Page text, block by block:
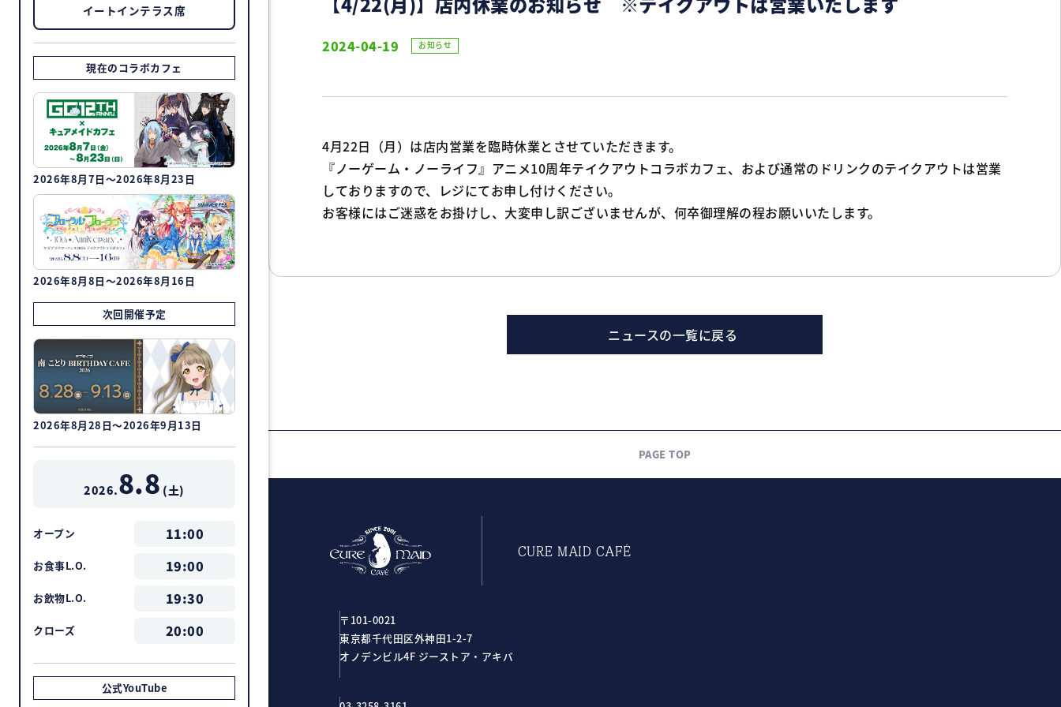
イートインテラス席
現在のコラボカフェ
2026年8月7日～2026年8月23日
2026年8月8日～2026年8月16日
次回開催予定
2026年8月28日～2026年9月13日
2026.8.8 (土)
オープン 11:00
お食事L.O. 19:00
お飲物L.O. 19:30
クローズ 20:00
公式YouTube
2024-04-19 お知らせ
4月22日（月）は店内営業を臨時休業とさせていただきます。
『ノーゲーム・ノーライフ』アニメ10周年テイクアウトコラボカフェ、および通常のドリンクのテイクアウトは営業
しておりますので、レジにてお申し付けください。
お客様にはご迷惑をお掛けし、大変申し訳ございませんが、何卒御理解の程お願いいたします。
ニュースの一覧に戻る
PAGE TOP
CURE MAID CAFÉ
〒101-0021
東京都千代田区外神田1-2-7
オノデンビル4F ジーストア・アキバ